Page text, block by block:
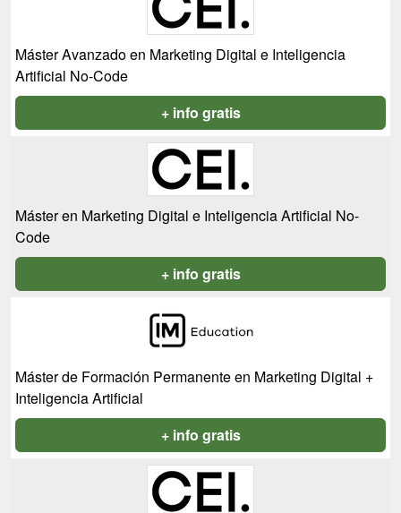
Máster Avanzado en Marketing Digital e Inteligencia
Artificial No-Code
+ info gratis
Máster en Marketing Digital e Inteligencia Artificial No-
Code
+ info gratis
Máster de Formación Permanente en Marketing Digital +
Inteligencia Artificial
+ info gratis